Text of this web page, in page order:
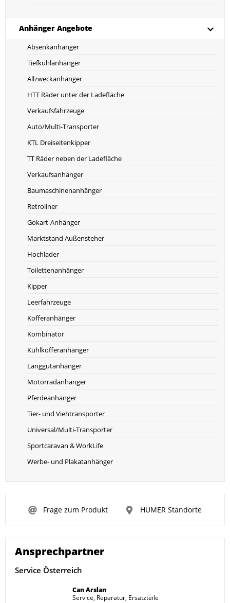
Anhänger Angebote
Absenkanhänger
Tiefkühlanhänger
Allzweckanhänger
HTT Räder unter der Ladefläche
Verkaufsfahrzeuge
Auto/Multi-Transporter
KTL Dreiseitenkipper
TT Räder neben der Ladefläche
Verkaufsanhänger
Baumaschinenanhänger
Retroliner
Gokart-Anhänger
Marktstand Außensteher
Hochlader
Toilettenanhänger
Kipper
Leerfahrzeuge
Kofferanhänger
Kombinator
Kühlkofferanhänger
Langgutanhänger
Motorradanhänger
Pferdeanhänger
Tier- und Viehtransporter
Universal/Multi-Transporter
Sportcaravan & WorkLife
Werbe- und Plakatanhänger
Frage zum Produkt HUMER Standorte
Ansprechpartner
Service Österreich
Can Arslan
Service, Reparatur, Ersatzteile